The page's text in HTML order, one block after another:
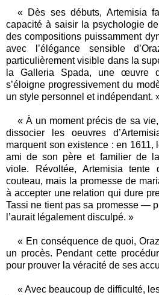
« Dès ses débuts, Artemisia
capacité à saisir la psychologie
des compositions puissamment
avec l’élégance sensible
particulièrement visible dans la
la Galleria Spada, une œuvre
s’éloigne progressivement du
un style personnel et indépendant.
« À un moment précis de sa
dissocier les oeuvres
marquent son existence : en 1611,
ami de son père et familier de
viole. Révoltée, Artemisia
couteau, mais la promesse de
à accepter une relation qui dure
Tassi ne tient pas sa promesse —
l’aurait légalement disculpé. »
« En conséquence de quoi,
un procès. Pendant cette
pour prouver la véracité de ses
« Avec beaucoup de difficulté,